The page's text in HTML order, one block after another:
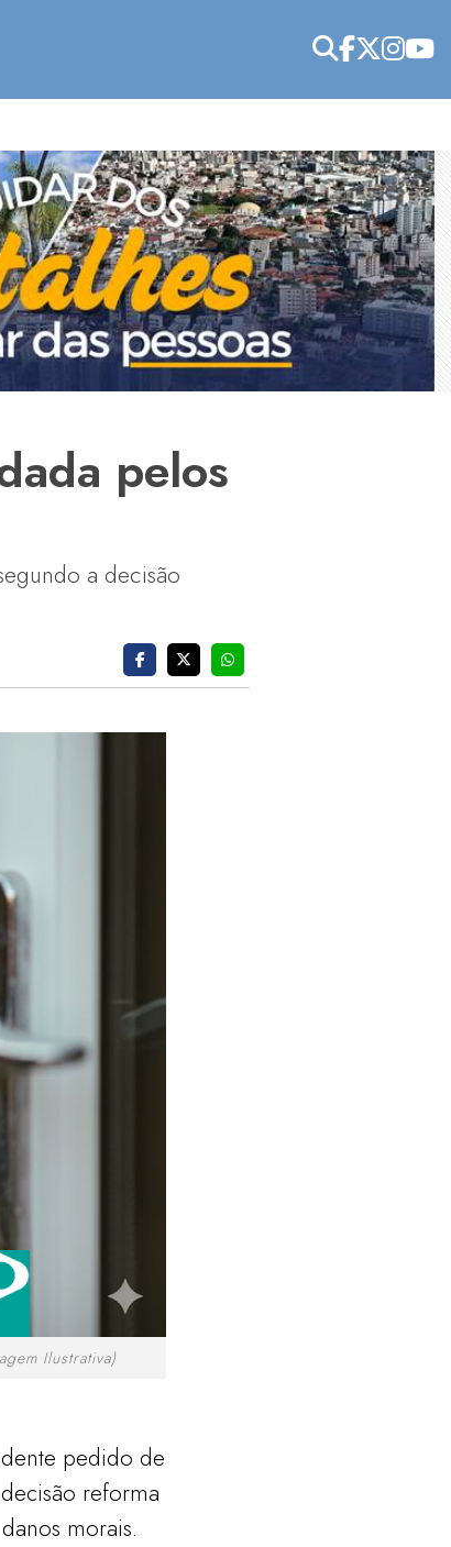
pelos
a decisão
Ilustrativa)
pedido de
reforma
morais.